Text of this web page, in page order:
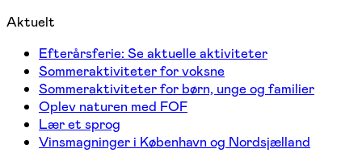
Aktuelt
Efterårsferie: Se aktuelle aktiviteter
Sommeraktiviteter for voksne
Sommeraktiviteter for børn, unge og familier
Oplev naturen med FOF
Lær et sprog
Vinsmagninger i København og Nordsjælland